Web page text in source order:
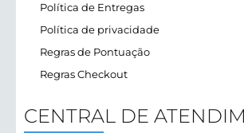
Política de Entregas
Política de privacidade
Regras de Pontuação
Regras Checkout
CENTRAL DE